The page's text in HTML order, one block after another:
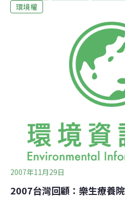
保留法案精神：國家道歉、回
生博物館』開幕導覽，舉辦記
南路立法院群賢樓前前，我們
亂象，支持1053位『漢生病隔
力，呼喊正義！捍衛生命尊嚴
排拒．孤寂牢籠 。時間：2007
環境權
2007年11月29日
2007台灣回顧：樂生療養